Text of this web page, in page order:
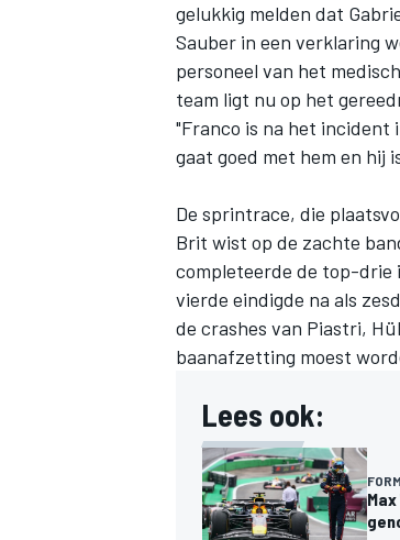
gelukkig melden dat
Sauber in een verklaring
personeel van het
team ligt nu op het
"Franco is na het
gaat goed met hem en hij
De sprintrace, die
Brit wist op de zachte
completeerde de top-
vierde eindigde na als
de crashes van Piastri,
baanafzetting moest
Lees ook: